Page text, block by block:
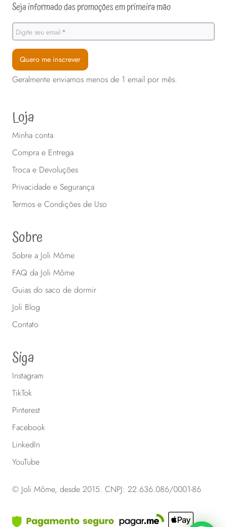
Seja informado das promoções em primeira mão
Digite seu email *
Quero me inscrever
Geralmente enviamos menos de 1 email por mês.
Loja
Minha conta
Compra e Entrega
Troca e Devoluções
Privacidade e Segurança
Termos e Condições de Uso
Sobre
Sobre a Joli Môme
FAQ da Joli Môme
Guias do saco de dormir
Joli Blog
Contato
Siga
Instagram
TikTok
Pinterest
Facebook
LinkedIn
YouTube
© Joli Môme, desde 2015. CNPJ: 22.636.086/0001-86